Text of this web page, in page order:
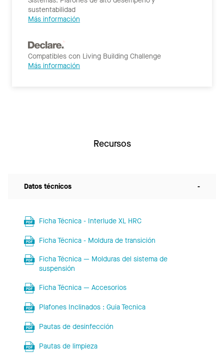
sustentabilidad
Más información
Compatibles con Living Building Challenge
Más información
Recursos
Datos técnicos -
Ficha Técnica - Interlude XL HRC
Ficha Técnica - Moldura de transición
Ficha Técnica — Molduras del sistema de
suspensión
Ficha Técnica — Accesorios
Plafones Inclinados : Guia Tecnica
Pautas de desinfección
Pautas de limpieza